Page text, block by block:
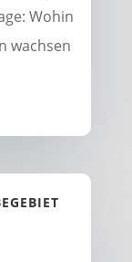
Wohin
wachsen